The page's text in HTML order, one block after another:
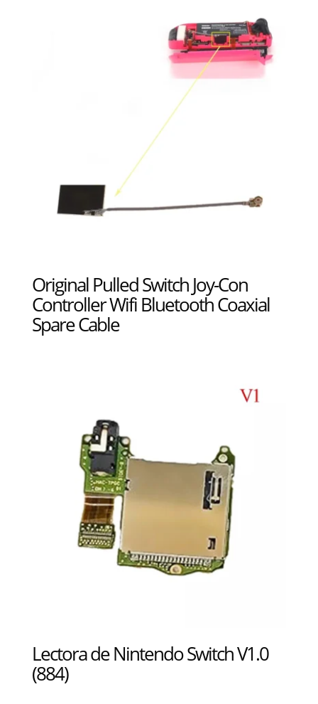
Original Pulled Switch Joy-Con
Controller Wifi Bluetooth Coaxial
Spare Cable
Lectora de Nintendo Switch V1.0
(884)